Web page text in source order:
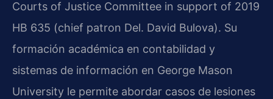
Courts of Justice Committee in support of 2019
HB 635 (chief patron Del. David Bulova). Su
formación académica en contabilidad y
sistemas de información en George Mason
University le permite abordar casos de lesiones